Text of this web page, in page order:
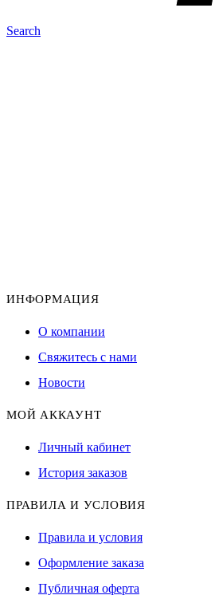
Search
ИНФОРМАЦИЯ
О компании
Свяжитесь с нами
Новости
МОЙ АККАУНТ
Личный кабинет
История заказов
ПРАВИЛА И УСЛОВИЯ
Правила и условия
Оформление заказа
Публичная оферта